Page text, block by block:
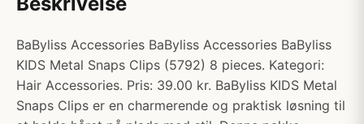
BaByliss Accessories BaByliss Accessories BaByliss
KIDS Metal Snaps Clips (5792) 8 pieces. Kategori:
Hair Accessories. Pris: 39.00 kr. BaByliss KIDS Metal
Snaps Clips er en charmerende og praktisk løsning til